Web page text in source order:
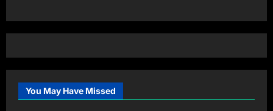
You May Have Missed